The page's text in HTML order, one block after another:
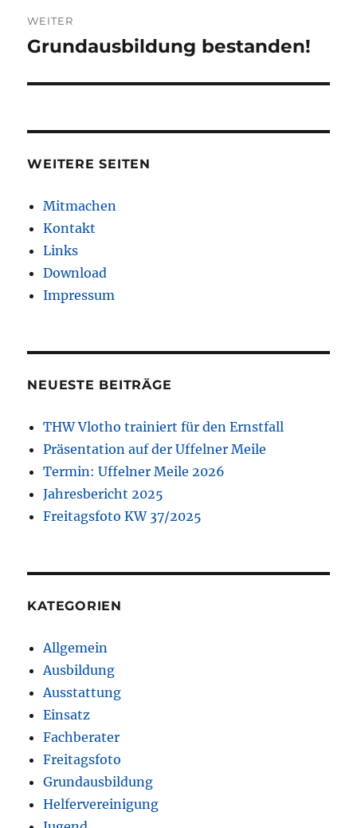
WEITER
Nächster
Grundausbildung bestanden!
WEITERE SEITEN
Mitmachen
Kontakt
Links
Download
Impressum
NEUESTE BEITRÄGE
THW Vlotho trainiert für den Ernstfall
Präsentation auf der Uffelner Meile
Termin: Uffelner Meile 2026
Jahresbericht 2025
Freitagsfoto KW 37/2025
KATEGORIEN
Allgemein
Ausbildung
Ausstattung
Einsatz
Fachberater
Freitagsfoto
Grundausbildung
Helfervereinigung